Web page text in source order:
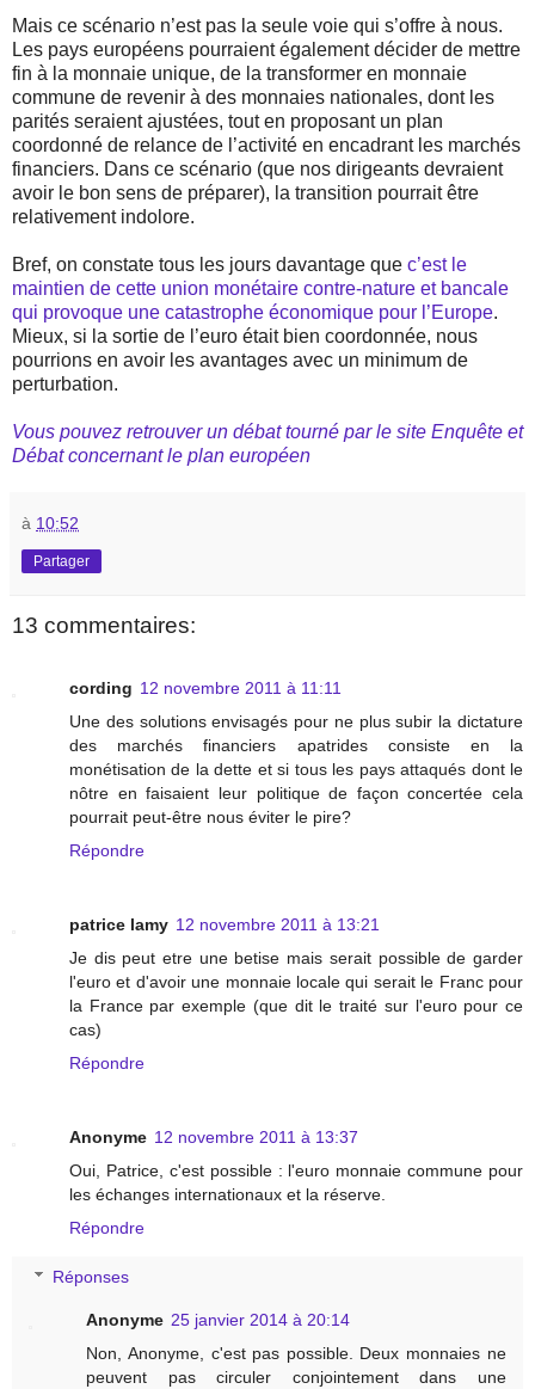
Mais ce scénario n’est pas la seule voie qui s’offre à nous.
Les pays européens pourraient également décider de mettre
fin à la monnaie unique, de la transformer en monnaie
commune de revenir à des monnaies nationales, dont les
parités seraient ajustées, tout en proposant un plan
coordonné de relance de l’activité en encadrant les marchés
financiers. Dans ce scénario (que nos dirigeants devraient
avoir le bon sens de préparer), la transition pourrait être
relativement indolore.
Bref, on constate tous les jours davantage que c’est le
maintien de cette union monétaire contre-nature et bancale
qui provoque une catastrophe économique pour l’Europe.
Mieux, si la sortie de l’euro était bien coordonnée, nous
pourrions en avoir les avantages avec un minimum de
perturbation.
Vous pouvez retrouver un débat tourné par le site Enquête et
Débat concernant le plan européen
à 10:52
Partager
13 commentaires:
cording 12 novembre 2011 à 11:11
Une des solutions envisagés pour ne plus subir la dictature
des marchés financiers apatrides consiste en la
monétisation de la dette et si tous les pays attaqués dont le
nôtre en faisaient leur politique de façon concertée cela
pourrait peut-être nous éviter le pire?
Répondre
patrice lamy 12 novembre 2011 à 13:21
Je dis peut etre une betise mais serait possible de garder
l'euro et d'avoir une monnaie locale qui serait le Franc pour
la France par exemple (que dit le traité sur l'euro pour ce
cas)
Répondre
Anonyme 12 novembre 2011 à 13:37
Oui, Patrice, c'est possible : l'euro monnaie commune pour
les échanges internationaux et la réserve.
Répondre
Réponses
Anonyme 25 janvier 2014 à 20:14
Non, Anonyme, c'est pas possible. Deux monnaies ne
peuvent pas circuler conjointement dans une